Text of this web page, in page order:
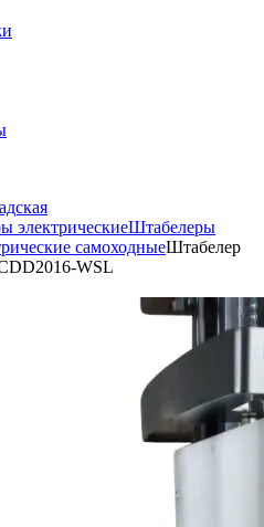
электрическиеШтабелеры
самоходныеШтабелер
WSL